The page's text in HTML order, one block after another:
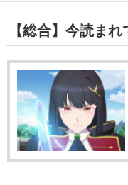
【総合】今読ま